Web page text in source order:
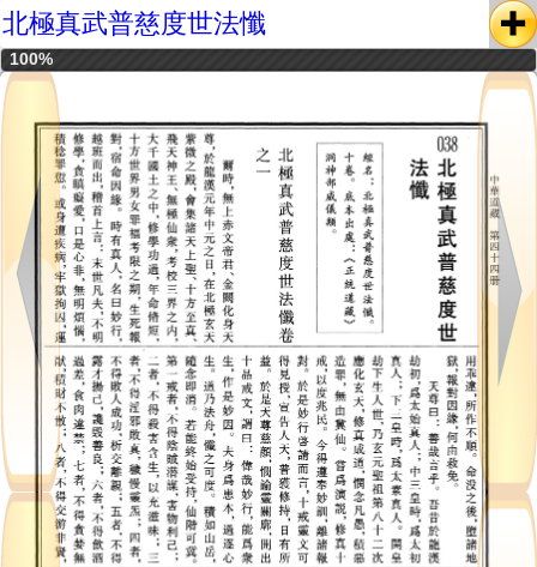
北極真武普慈度世法懺
100%